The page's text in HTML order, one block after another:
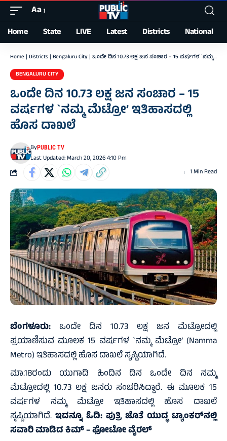
Font
Resizer
Aa
Home State LIVE Latest Districts National
Home | Districts | Bengaluru City | ಒಂದೇ ದಿನ 10.73 ಲಕ್ಷ ಜನ ಸಂಚಾರ – 15 ವರ್ಷಗಳ `ನಮ್ಮ ಮೆಟ್ರೋ’ ಇತಿಹಾಸದಲ್ಲಿ ಹೊಸ ದಾಖಲೆ
BENGALURU CITY
ಒಂದೇ ದಿನ 10.73 ಲಕ್ಷ ಜನ ಸಂಚಾರ – 15
ವರ್ಷಗಳ `ನಮ್ಮ ಮೆಟ್ರೋ’ ಇತಿಹಾಸದಲ್ಲಿ
ಹೊಸ ದಾಖಲೆ
Last Updated: March 20, 2026 4:10 Pm
ByPUBLIC TV
1 Min Read
ಬೆಂಗಳೂರು: ಒಂದೇ ದಿನ 10.73 ಲಕ್ಷ ಜನ ಮೆಟ್ರೋದಲ್ಲಿ
ಪ್ರಯಾಣಿಸುವ ಮೂಲಕ 15 ವರ್ಷಗಳ `ನಮ್ಮ ಮೆಟ್ರೋ’ (Namma
Metro) ಇತಿಹಾಸದಲ್ಲಿ ಹೊಸ ದಾಖಲೆ ಸೃಷ್ಟಿಯಾಗಿದೆ.
ಮಾ.18ರಂದು ಯುಗಾದಿ ಹಿಂದಿನ ದಿನ ಒಂದೇ ದಿನ ನಮ್ಮ
ಮೆಟ್ರೋದಲ್ಲಿ 10.73 ಲಕ್ಷ ಜನರು ಸಂಚರಿಸಿದ್ದಾರೆ. ಈ ಮೂಲಕ 15
ವರ್ಷಗಳ ನಮ್ಮ ಮೆಟ್ರೋ ಇತಿಹಾಸದಲ್ಲಿ ಹೊಸ ದಾಖಲೆ
ಸೃಷ್ಟಿಯಾಗಿದೆ. ಇದನ್ನೂ ಓದಿ: ಪುತ್ರಿ ಜೊತೆ ಯುದ್ಧ ಟ್ಯಾಂಕರ್‌ನಲ್ಲಿ
ಸವಾರಿ ಮಾಡಿದ ಕಿಮ್ – ಫೋಟೋ ವೈರಲ್